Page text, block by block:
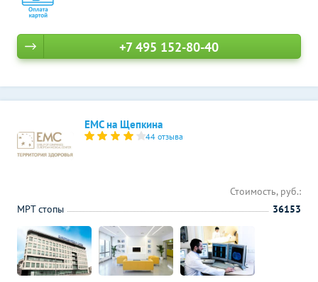
+7 495 152-80-40
ЕМС на Щепкина
44 отзыва
Стоимость, руб.:
МРТ стопы
36153